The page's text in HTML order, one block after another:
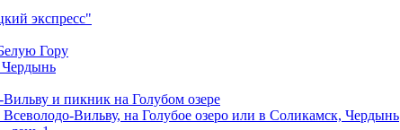
экспресс"
Гору
Чердынь
и пикник на Голубом озере
Вильву, на Голубое озеро или в Соликамск, Чердынь